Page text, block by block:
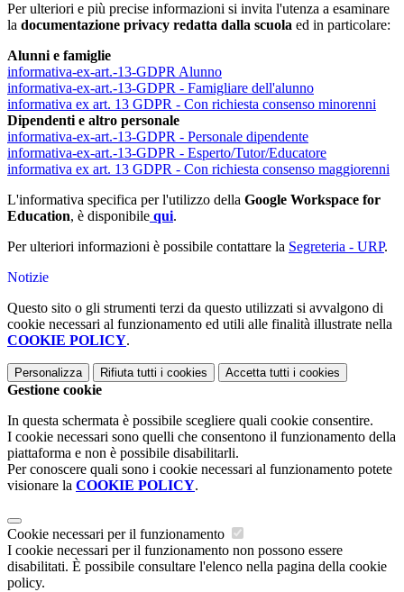
Per ulteriori e più precise informazioni si invita l'utenza a esaminare
la documentazione privacy redatta dalla scuola ed in particolare:
Alunni e famiglie
informativa-ex-art.-13-GDPR Alunno
informativa-ex-art.-13-GDPR - Famigliare dell'alunno
informativa ex art. 13 GDPR - Con richiesta consenso minorenni
Dipendenti e altro personale
informativa-ex-art.-13-GDPR - Personale dipendente
informativa-ex-art.-13-GDPR - Esperto/Tutor/Educatore
informativa ex art. 13 GDPR - Con richiesta consenso maggiorenni
L'informativa specifica per l'utilizzo della Google Workspace for
Education, è disponibile qui.
Per ulteriori informazioni è possibile contattare la Segreteria - URP.
Notizie
Questo sito o gli strumenti terzi da questo utilizzati si avvalgono di
cookie necessari al funzionamento ed utili alle finalità illustrate nella
COOKIE POLICY.
Personalizza Rifiuta tutti i cookies Accetta tutti i cookies
Gestione cookie
In questa schermata è possibile scegliere quali cookie consentire.
I cookie necessari sono quelli che consentono il funzionamento della
piattaforma e non è possibile disabilitarli.
Per conoscere quali sono i cookie necessari al funzionamento potete
visionare la COOKIE POLICY.
Cookie necessari per il funzionamento
I cookie necessari per il funzionamento non possono essere
disabilitati. È possibile consultare l'elenco nella pagina della cookie
policy.